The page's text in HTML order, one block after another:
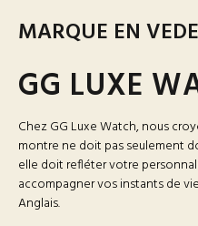
MARQUE EN
GG LUXE
Chez GG Luxe Watch, nous
montre ne doit pas seulement
elle doit refléter votre
accompagner vos instants de
Anglais.